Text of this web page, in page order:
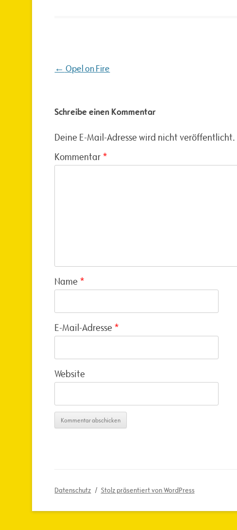
Beitragsnavigation
← Opel on Fire
Schreibe einen Kommentar
Deine E-Mail-Adresse wird nicht veröffentlicht.
Kommentar *
Name *
E-Mail-Adresse *
Website
Datenschutz Stolz präsentiert von WordPress